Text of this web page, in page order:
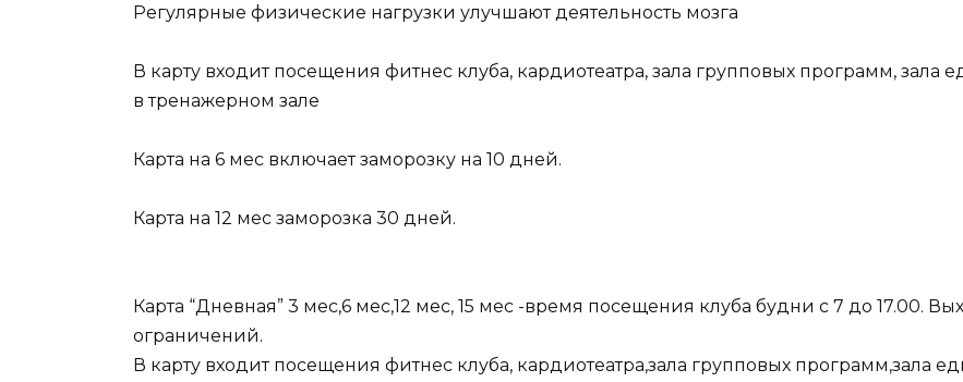
Регулярные физические нагрузки улучшают деятельность мозга
В карту входит посещения фитнес клуба, кардиотеатра, зала групповых программ, зала
в тренажерном зале
Карта на 6 мес включает заморозку на 10 дней.
Карта на 12 мес заморозка 30 дней.
Карта “Дневная” 3 мес,6 мес,12 мес, 15 мес -время посещения клуба будни с 7 до 17.00.
ограничений.
В карту входит посещения фитнес клуба, кардиотеатра,зала групповых программ,зала